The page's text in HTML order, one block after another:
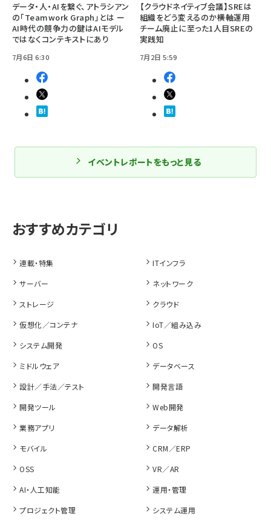
データ・人・AIを繋ぐ、アトラシアン
の「Teamwork Graph」とは ー
AI時代の競争力の鍵はAIモデル
ではなくコンテキストにあり
7月6日 6:30
【クラウドネイティブ会議】SREは
組織をどう変えるのか――横軸運用
チーム廃止に至った1人目SREの
実践知
7月2日 5:59
イベントレポートをもっと見る
連載・特集
ITインフラ
サーバー
ネットワーク
ストレージ
クラウド
仮想化／コンテナ
IoT／組み込み
システム開発
OS
ミドルウェア
データベース
設計／手法／テスト
開発言語
開発ツール
Web開発
業務アプリ
データ解析
モバイル
CRM／ERP
OSS
VR／AR
AI・人工知能
運用・管理
プロジェクト管理
システム運用